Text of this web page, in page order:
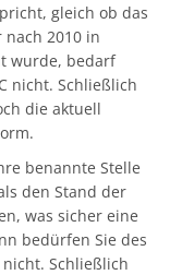
gleich ob das
nach 2010 in
wurde, bedarf
nicht. Schließlich
die aktuell
benannte Stelle
den Stand der
was sicher eine
bedürfen Sie des
Schließlich